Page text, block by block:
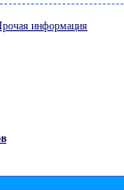
информация